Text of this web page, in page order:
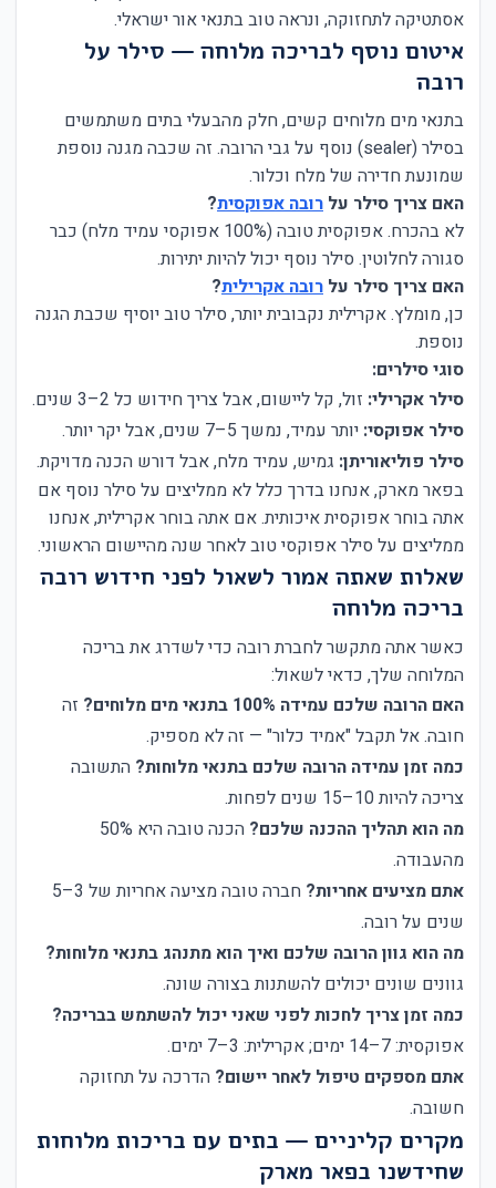
אסתטיקה לתחזוקה, ונראה טוב בתנאי אור ישראלי.
איטום נוסף לבריכה מלוחה — סילר על
רובה
בתנאי מים מלוחים קשים, חלק מהבעלי בתים משתמשים
בסילר (sealer) נוסף על גבי הרובה. זה שכבה מגנה נוספת
שמונעת חדירה של מלח וכלור.
האם צריך סילר על רובה אפוקסית?
לא בהכרח. אפוקסית טובה (100% אפוקסי עמיד מלח) כבר
סגורה לחלוטין. סילר נוסף יכול להיות יתירות.
האם צריך סילר על רובה אקרילית?
כן, מומלץ. אקרילית נקבובית יותר, סילר טוב יוסיף שכבת הגנה
נוספת.
סוגי סילרים:
סילר אקרילי: זול, קל ליישום, אבל צריך חידוש כל 2–3 שנים.
סילר אפוקסי: יותר עמיד, נמשך 5–7 שנים, אבל יקר יותר.
סילר פוליאוריתן: גמיש, עמיד מלח, אבל דורש הכנה מדויקת.
בפאר מארק, אנחנו בדרך כלל לא ממליצים על סילר נוסף אם
אתה בוחר אפוקסית איכותית. אם אתה בוחר אקרילית, אנחנו
ממליצים על סילר אפוקסי טוב לאחר שנה מהיישום הראשוני.
שאלות שאתה אמור לשאול לפני חידוש רובה
בריכה מלוחה
כאשר אתה מתקשר לחברת רובה כדי לשדרג את בריכה
המלוחה שלך, כדאי לשאול:
האם הרובה שלכם עמידה 100% בתנאי מים מלוחים?
זה
חובה. אל תקבל "אמיד כלור" — זה לא מספיק.
כמה זמן עמידה הרובה שלכם בתנאי מלוחות? התשובה
צריכה להיות 10–15 שנים לפחות.
מה הוא תהליך ההכנה שלכם?
הכנה טובה היא 50%
מהעבודה.
אתם מציעים אחריות?
חברה טובה מציעה אחריות של 3–5
שנים על רובה.
מה הוא גוון הרובה שלכם ואיך הוא מתנהג בתנאי מלוחות?
גוונים שונים יכולים להשתנות בצורה שונה.
כמה זמן צריך לחכות לפני שאני יכול להשתמש בבריכה?
אפוקסית: 7–14 ימים; אקרילית: 3–7 ימים.
אתם מספקים טיפול לאחר יישום? הדרכה על תחזוקה
חשובה.
מקרים קליניים — בתים עם בריכות מלוחות
שחידשנו בפאר מארק